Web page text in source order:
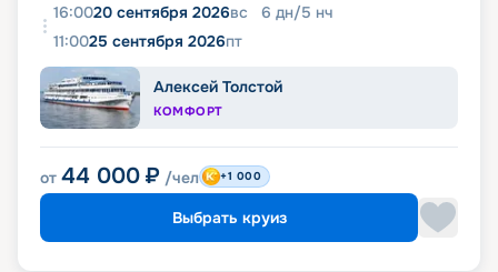
16:0020 сентября 2026вс 6 дн/5 нч
11:0025 сентября 2026пт
Алексей Толстой
КОМФОРТ
от 44 000 ₽ /чел +1 000
Выбрать круиз